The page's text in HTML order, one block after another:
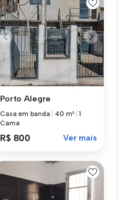
Porto Alegre
Casa em banda 40 m² |1
Cama
R$ 800 Ver mais